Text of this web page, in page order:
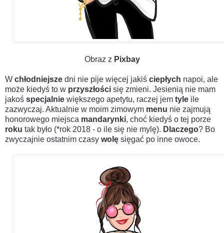
Obraz z Pixbay
W chłodniejsze dni nie pije więcej jakiś ciepłych napoi, ale
może kiedyś to w przyszłości się zmieni. Jesienią nie mam
jakoś specjalnie większego apetytu, raczej jem tyle ile
zazwyczaj. Aktualnie w moim zimowym menu nie zajmują
honorowego miejsca mandarynki, choć kiedyś o tej porze
roku tak było (*rok 2018 - o ile się nie mylę). Dlaczego? Bo
zwyczajnie ostatnim czasy wolę sięgać po inne owoce.